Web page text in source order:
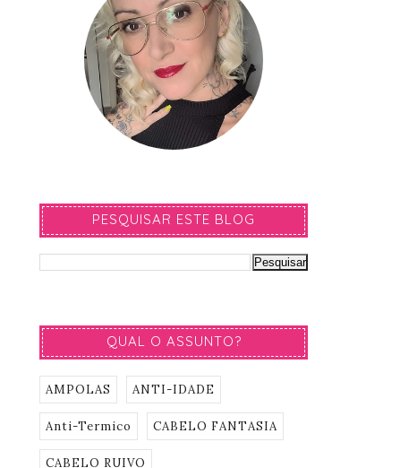
PESQUISAR ESTE BLOG
QUAL O ASSUNTO?
AMPOLAS ANTI-IDADE
Anti-Termico CABELO FANTASIA
CABELO RUIVO